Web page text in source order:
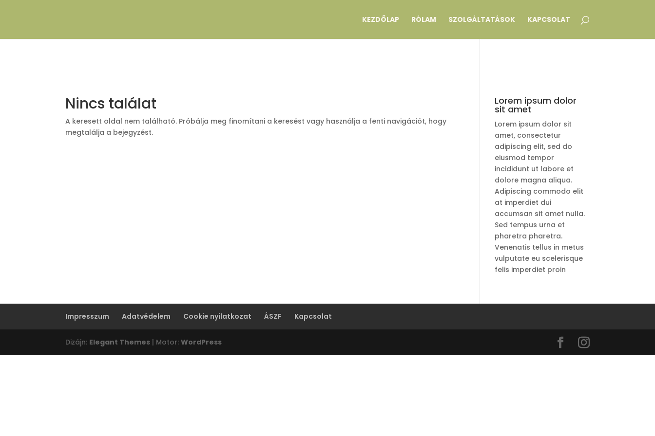
KEZDŐLAP RÓLAM SZOLGÁLTATÁSOK KAPCSOLAT
Nincs találat
A keresett oldal nem található. Próbálja meg finomítani a keresést vagy használja a fenti navigációt, hogy
megtalálja a bejegyzést.
Lorem ipsum dolor
sit amet
Lorem ipsum dolor sit
amet, consectetur
adipiscing elit, sed do
eiusmod tempor
incididunt ut labore et
dolore magna aliqua.
Adipiscing commodo elit
at imperdiet dui
accumsan sit amet nulla.
Sed tempus urna et
pharetra pharetra.
Venenatis tellus in metus
vulputate eu scelerisque
felis imperdiet proin
Impresszum Adatvédelem Cookie nyilatkozat ÁSZF Kapcsolat
Dizájn: Elegant Themes | Motor:WordPress